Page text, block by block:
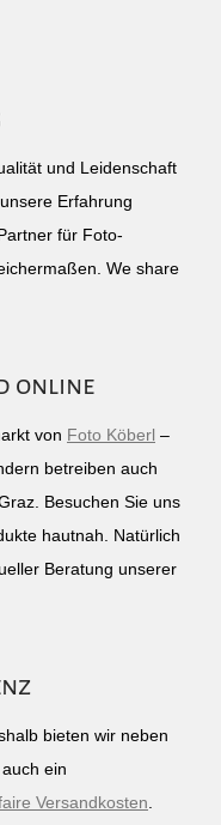
und Leidenschaft
Erfahrung
für Foto-
We share
online
von Foto Köberl –
betreiben auch
Besuchen Sie uns
hautnah. Natürlich
Beratung unserer
bieten wir neben
, auch ein
Versandkosten